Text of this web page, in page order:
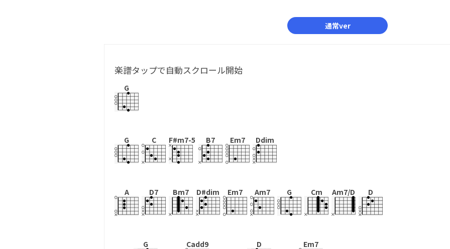
通常ver
楽譜タップで自動スクロール開始
G
G C F#m7-5 B7 Em7 Ddim
A D7 Bm7 D#dim Em7 Am7 G Cm Am7/D D
G Cadd9 D Em7